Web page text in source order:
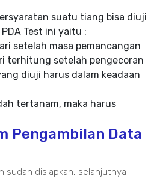
suatu tiang bisa diuji
Test ini yaitu :
setelah masa pemancangan
terhitung setelah pengecoran
diuji harus dalam keadaan
tertanam, maka harus
Pengambilan Data
sudah disiapkan, selanjutnya